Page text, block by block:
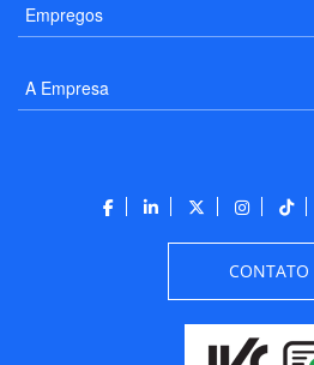
Empregos
A Empresa
CONTATO